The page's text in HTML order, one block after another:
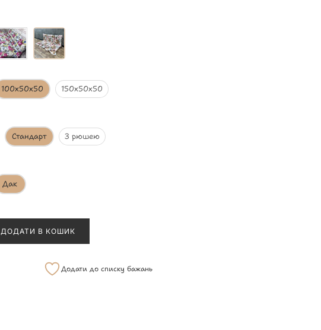
100х50х50 150х50х50
Стандарт З рюшею
Дак
ДОДАТИ В КОШИК
Додати до списку бажань